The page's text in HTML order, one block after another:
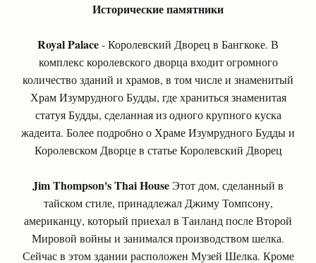
Исторические памятники
Royal Palace- Королевский Дворец в Бангкоке. В
комплекс королевского дворца входит огромного
количество зданий и храмов, в том числе и знаменитый
Храм Изумрудного Будды, где храниться знаменитая
статуя Будды, сделанная из одного крупного куска
жадеита. Более подробно о Храме Изумрудного Будды и
Королевском Дворце в статье Королевский Дворец
Jim Thompson's Thai House Этот дом, сделанный в
тайском стиле, принадлежал Джиму Томпсону,
американцу, который приехал в Таиланд после Второй
Мировой войны и занимался производством шелка.
Сейчас в этом здании расположен Музей Шелка. Кроме